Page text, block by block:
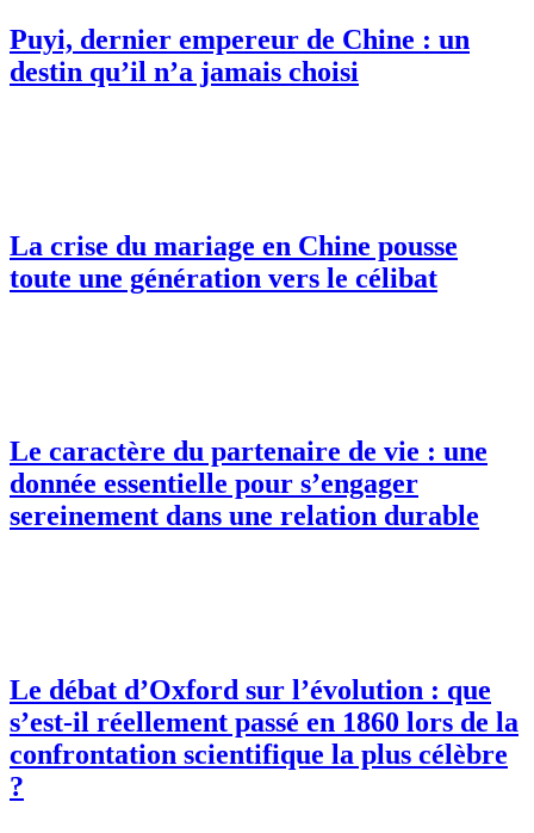
Puyi, dernier empereur de Chine : un
destin qu’il n’a jamais choisi
La crise du mariage en Chine pousse
toute une génération vers le célibat
Le caractère du partenaire de vie : une
donnée essentielle pour s’engager
sereinement dans une relation durable
Le débat d’Oxford sur l’évolution : que
s’est-il réellement passé en 1860 lors de la
confrontation scientifique la plus célèbre
?